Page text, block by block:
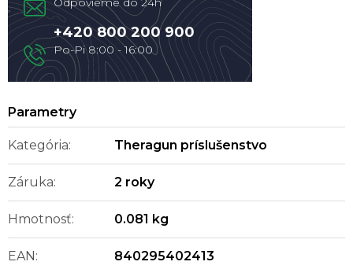
+420 800 200 900
Kategória: Theragun príslušenstvo
Záruka: 2 roky
Hmotnosť: 0.081 kg
EAN: 840295402413